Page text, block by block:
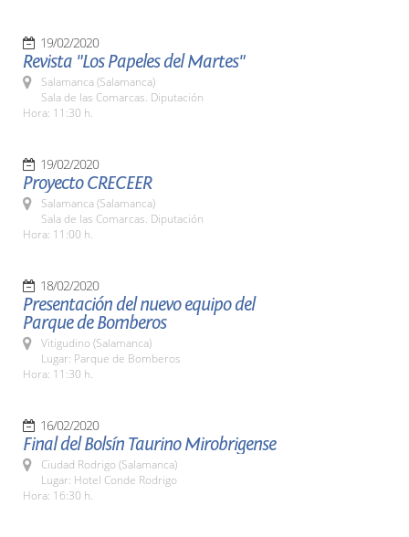
19/02/2020
Revista "Los Papeles del Martes"
Salamanca (Salamanca)
Sala de las Comarcas. Diputación
Hora: 11:30 h.
19/02/2020
Proyecto CRECEER
Salamanca (Salamanca)
Sala de las Comarcas. Diputación
Hora: 11:00 h.
18/02/2020
Presentación del nuevo equipo del
Parque de Bomberos
Vitigudino (Salamanca)
Lugar: Parque de Bomberos
Hora: 11:30 h.
16/02/2020
Final del Bolsín Taurino Mirobrigense
Ciudad Rodrigo (Salamanca)
Lugar: Hotel Conde Rodrigo
Hora: 16:30 h.